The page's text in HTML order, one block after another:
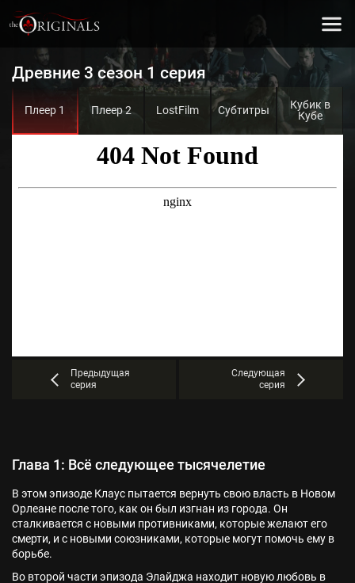
Древние 3 сезон 1 серия
Плеер 1 Плеер 2 LostFilm Субтитры
Кубик в
Кубе
Предыдущая
серия
Следующая
серия
Глава 1: Всё следующее тысячелетие
В этом эпизоде Клаус пытается вернуть свою власть в Новом
Орлеане после того, как он был изгнан из города. Он
сталкивается с новыми противниками, которые желают его
смерти, и с новыми союзниками, которые могут помочь ему в
борьбе.
Во второй части эпизода Элайджа находит новую любовь в